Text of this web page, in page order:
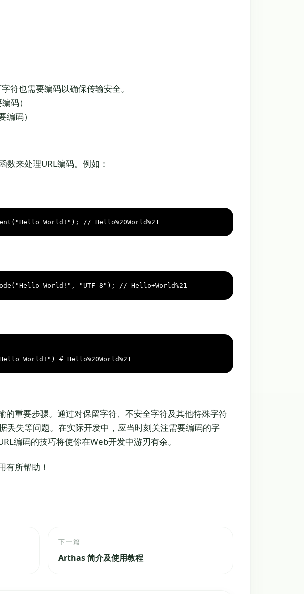
符也需要编码以确保传输安全。
码）
编码）
来处理URL编码。例如：
( "Hello World!" ); // Hello%20World%21
"Hello World!" , "UTF-8" ); // Hello+World%21
World!" ) # Hello%20World%21
的重要步骤。通过对保留字符、不安全字符及其他特殊字符
丢失等问题。在实际开发中，应当时刻关注需要编码的字
编码的技巧将使你在Web开发中游刃有余。
有所帮助！
下一篇
Arthas 简介及使用教程